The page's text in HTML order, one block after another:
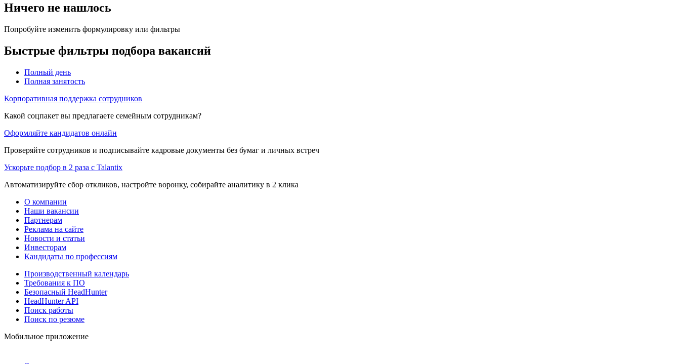
Ничего не нашлось
Попробуйте изменить формулировку или фильтры
Быстрые фильтры подбора вакансий
Полный день
Полная занятость
Корпоративная поддержка сотрудников
Какой соцпакет вы предлагаете семейным сотрудникам?
Оформляйте кандидатов онлайн
Проверяйте сотрудников и подписывайте кадровые документы без бумаг и личных встреч
Ускорьте подбор в 2 раза с Talantix
Автоматизируйте сбор откликов, настройте воронку, собирайте аналитику в 2 клика
О компании
Наши вакансии
Партнерам
Реклама на сайте
Новости и статьи
Инвесторам
Кандидаты по профессиям
Производственный календарь
Требования к ПО
Безопасный HeadHunter
HeadHunter API
Поиск работы
Поиск по резюме
Мобильное приложение